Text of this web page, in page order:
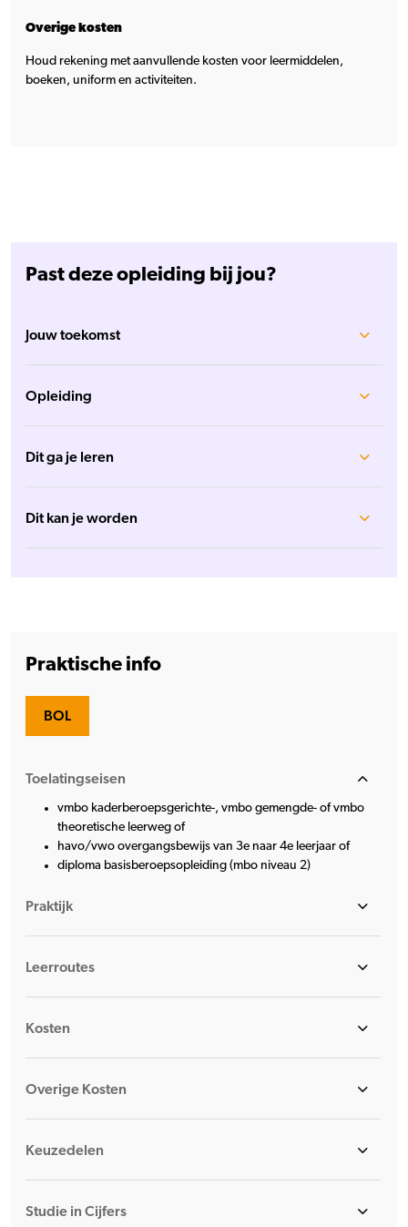
Overige kosten
Houd rekening met aanvullende kosten voor leermiddelen,
boeken, uniform en activiteiten.
Past deze opleiding bij jou?
Jouw toekomst
Opleiding
Dit ga je leren
Dit kan je worden
Praktische info
BOL
Toelatingseisen
vmbo kaderberoepsgerichte-, vmbo gemengde- of vmbo
theoretische leerweg of
havo/vwo overgangsbewijs van 3e naar 4e leerjaar of
diploma basisberoepsopleiding (mbo niveau 2)
Praktijk
Leerroutes
Kosten
Overige Kosten
Keuzedelen
Studie in Cijfers